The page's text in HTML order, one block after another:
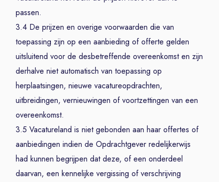
passen.
3.4 De prijzen en overige voorwaarden die van
toepassing zijn op een aanbieding of offerte gelden
uitsluitend voor de desbetreffende overeenkomst en zijn
derhalve niet automatisch van toepassing op
herplaatsingen, nieuwe vacatureopdrachten,
uitbreidingen, vernieuwingen of voortzettingen van een
overeenkomst.
3.5 Vacatureland is niet gebonden aan haar offertes of
aanbiedingen indien de Opdrachtgever redelijkerwijs
had kunnen begrijpen dat deze, of een onderdeel
daarvan, een kennelijke vergissing of verschrijving